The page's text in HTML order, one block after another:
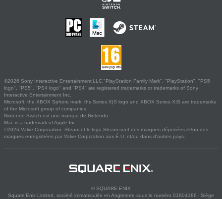
©2026 Sony Interactive Entertainment LLC."PlayStation Family Mark", "PlayStation", "PS5
logo", "PS5", "PS4 logo" and "PS4" are registered trademarks or trademarks of Sony
Interactive Entertainment Inc.
Microsoft, the XBOX Sphere mark, the Series X|S logo and XBOX Series X|S are trademarks
of the Microsoft group of companies.
Nintendo Switch est une marque de Nintendo.
Mac is a trademark of Apple Inc.
©2026 Valve Corporation. Steam et le logo Steam sont des marques déposées et/ou des
marques enregistrées par Valve Corporation aux É.U. et/ou dans d'autres pays.
© SQUARE ENIX
Square Enix Limited, société immatriculée en Angleterre sous le numéro 01804186 - Siège